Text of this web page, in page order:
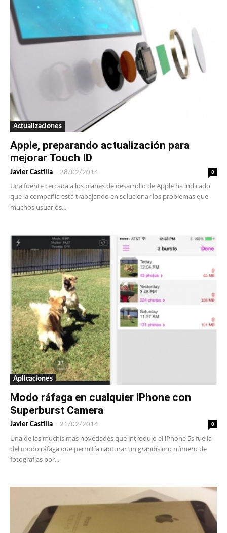
Actualizaciones
Apple, preparando actualización para
mejorar Touch ID
Javier Castilla - 28/02/2014 0
Una fuente cercada a los planes de desarrollo de Apple ha indicado
que la compañía está trabajando en solucionar los problemas que
muchos usuarios...
Aplicaciones
Modo ráfaga en cualquier iPhone con
Superburst Camera
Javier Castilla - 21/02/2014 0
Una de las muchísimas novedades que introdujo el iPhone 5s fue la
del modo ráfaga que permitía capturar un grandísimo número de
fotografías por...